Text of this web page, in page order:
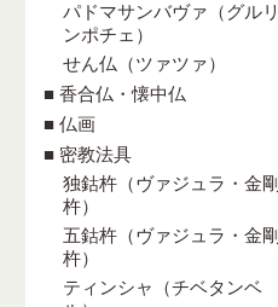
パドマサンバヴァ（グルリ
ンポチェ）
せん仏（ツァツァ）
■ 香合仏・懐中仏
■ 仏画
■ 密教法具
独鈷杵（ヴァジュラ・金剛
杵）
五鈷杵（ヴァジュラ・金剛
杵）
ティンシャ（チベタンベ